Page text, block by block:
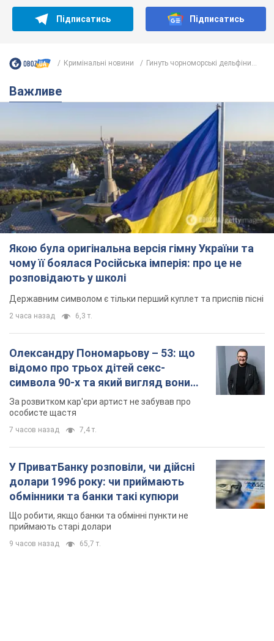
Підписатись Підписатись
Кримінальні новини Гинуть чорноморські дельфіни...
Важливе
Якою була оригінальна версія гімну України та
чому її боялася Російська імперія: про це не
розповідають у школі
Державним символом є тільки перший куплет та приспів пісні
2 часа назад 6,3 т.
Олександру Пономарьову – 53: що
відомо про трьох дітей секс-
символа 90-х та який вигляд вони
мають
За розвитком кар'єри артист не забував про
особисте щастя
7 часов назад 7,4 т.
У ПриватБанку розповіли, чи дійсні
долари 1996 року: чи приймають
обмінники та банки такі купюри
Що робити, якщо банки та обмінні пункти не
приймають старі долари
9 часов назад 65,7 т.